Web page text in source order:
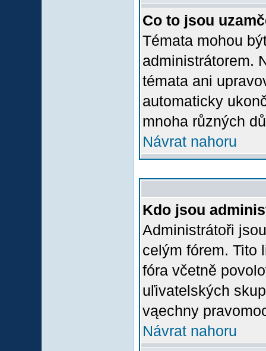
Co to jsou
Témata mohou
administrátorem.
témata ani
automaticky
mnoha různých
Návrat nahoru
Kdo jsou
Administrátoři
celým fórem. Tito
fóra včetně
uľivatelských
vąechny
Návrat nahoru